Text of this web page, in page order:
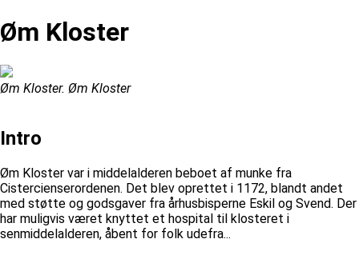
Øm Kloster
Øm Kloster. Øm Kloster
Intro
Øm Kloster var i middelalderen beboet af munke fra
Cistercienserordenen. Det blev oprettet i 1172, blandt andet
med støtte og godsgaver fra århusbisperne Eskil og Svend. Der
har muligvis været knyttet et hospital til klosteret i
senmiddelalderen, åbent for folk udefra...